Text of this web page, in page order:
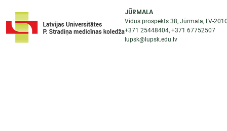
JŪRMALA
Vidus prospekts 38, Jūrmala, LV-
+371 25448404, +371 67752507
lupsk@lupsk.edu.lv